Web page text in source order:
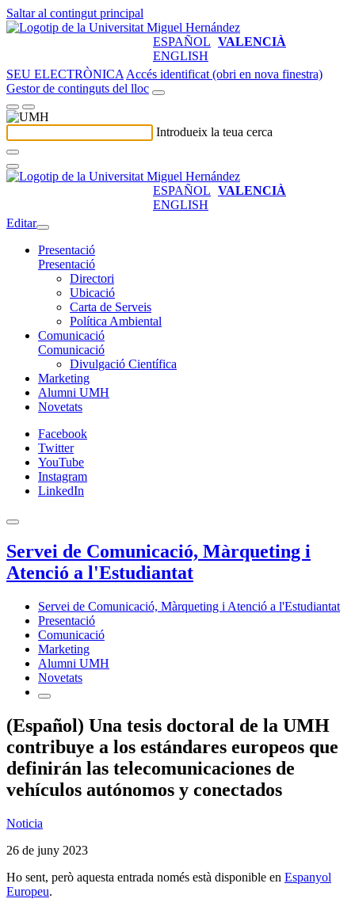
Saltar al contingut principal
ESPAÑOL VALENCIÀ
ENGLISH
SEU ELECTRÒNICA Accés identificat (obri en nova finestra)
Gestor de continguts del lloc
Introdueix la teua cerca
ESPAÑOL VALENCIÀ
ENGLISH
Editar
Presentació
Presentació
Directori
Ubicació
Carta de Serveis
Política Ambiental
Comunicació
Comunicació
Divulgació Científica
Marketing
Alumni UMH
Novetats
Facebook
Twitter
YouTube
Instagram
LinkedIn
Servei de Comunicació, Màrqueting i
Atenció a l'Estudiantat
Servei de Comunicació, Màrqueting i Atenció a l'Estudiantat
Presentació
Comunicació
Marketing
Alumni UMH
Novetats
(Español) Una tesis doctoral de la UMH
contribuye a los estándares europeos que
definirán las telecomunicaciones de
vehículos autónomos y conectados
Noticia
26 de juny 2023
Ho sent, però aquesta entrada només està disponible en Espanyol
Europeu.